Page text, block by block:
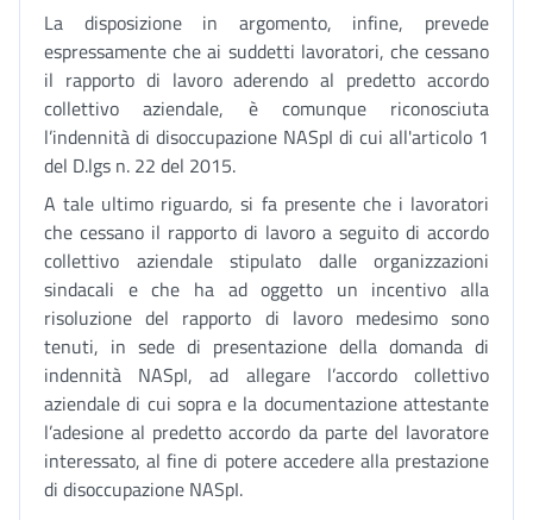
La disposizione in argomento, infine, prevede
espressamente che ai suddetti lavoratori, che cessano
il rapporto di lavoro aderendo al predetto accordo
collettivo aziendale, è comunque riconosciuta
l’indennità di disoccupazione NASpI di cui all'articolo 1
del D.lgs n. 22 del 2015.
A tale ultimo riguardo, si fa presente che i lavoratori
che cessano il rapporto di lavoro a seguito di accordo
collettivo aziendale stipulato dalle organizzazioni
sindacali e che ha ad oggetto un incentivo alla
risoluzione del rapporto di lavoro medesimo sono
tenuti, in sede di presentazione della domanda di
indennità NASpI, ad allegare l’accordo collettivo
aziendale di cui sopra e la documentazione attestante
l’adesione al predetto accordo da parte del lavoratore
interessato, al fine di potere accedere alla prestazione
di disoccupazione NASpI.